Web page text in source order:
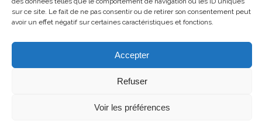
sur ce site. Le fait de ne pas consentir ou de retirer son consentement peut
avoir un effet négatif sur certaines caractéristiques et fonctions.
Accepter
Refuser
Voir les préférences
radicalisation menant à la violence
(CPRMV)